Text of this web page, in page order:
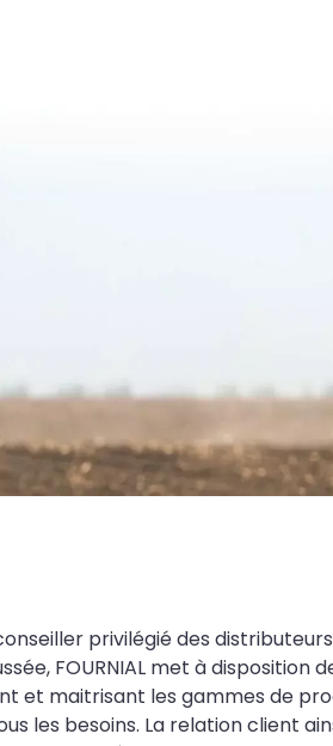
privilégié des
FOURNIAL met à disposition
et maitrisant les gammes de
les besoins. La relation client